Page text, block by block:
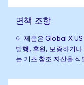
면책 조항
이 제품은 Global X
발행, 후원, 보증하거
는 기초 참조 자산을